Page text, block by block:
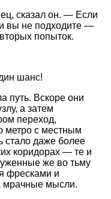
сказал он. — Если
вы не подходите —
попыток.
шанс!
путь. Вскоре они
а затем
переход,
метро с местным
стало даже более
коридорах — те и
же во тьму
фресками и
мрачные мысли.